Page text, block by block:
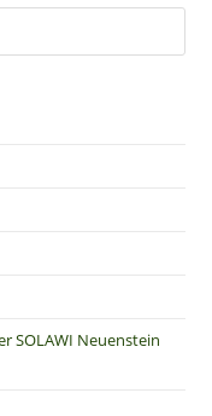
SOLAWI Neuenstein